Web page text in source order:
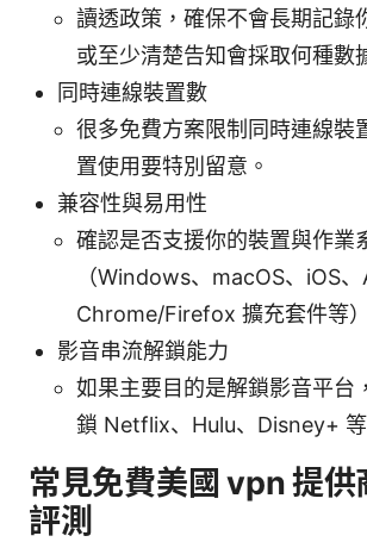
讀透政策，確保不會長期記錄
或至少清楚告知會採取何種數
同時連線裝置數
很多免費方案限制同時連線裝
置使用要特別留意。
兼容性與易用性
確認是否支援你的裝置與作業
（Windows、macOS、iOS、
Chrome/Firefox 擴充套件等
影音串流解鎖能力
如果主要目的是解鎖影音平台
鎖 Netflix、Hulu、Disney+ 等
常見免費美國 vpn 提供
評測